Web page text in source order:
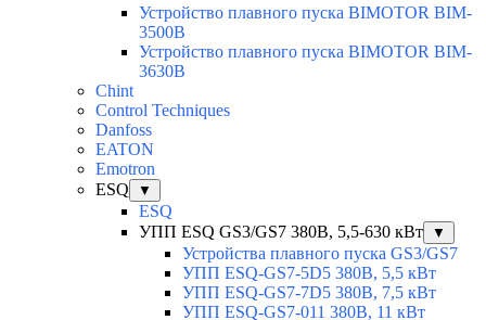
Устройство плавного пуска BIMOTOR BIM-
3500B
Устройство плавного пуска BIMOTOR BIM-
3630B
Chint
Control Techniques
Danfoss
EATON
Emotron
ESQ
▼
ESQ
УПП ESQ GS3/GS7 380В, 5,5-630 кВт
▼
Устройства плавного пуска GS3/GS7
УПП ESQ-GS7-5D5 380В, 5,5 кВт
УПП ESQ-GS7-7D5 380В, 7,5 кВт
УПП ESQ-GS7-011 380В, 11 кВт